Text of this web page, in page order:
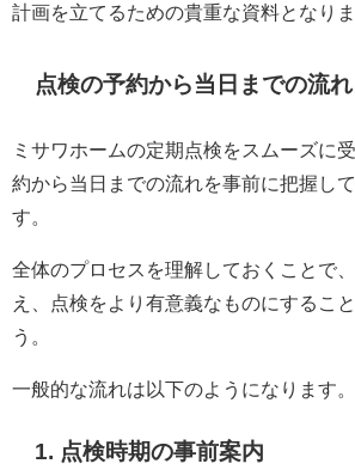
計画を立てるための貴重な資料となりま
点検の予約から当日までの流れ
ミサワホームの定期点検をスムーズに
約から当日までの流れを事前に把握し
す。
全体のプロセスを理解しておくことで
え、点検をより有意義なものにするこ
う。
一般的な流れは以下のようになります。
1. 点検時期の事前案内